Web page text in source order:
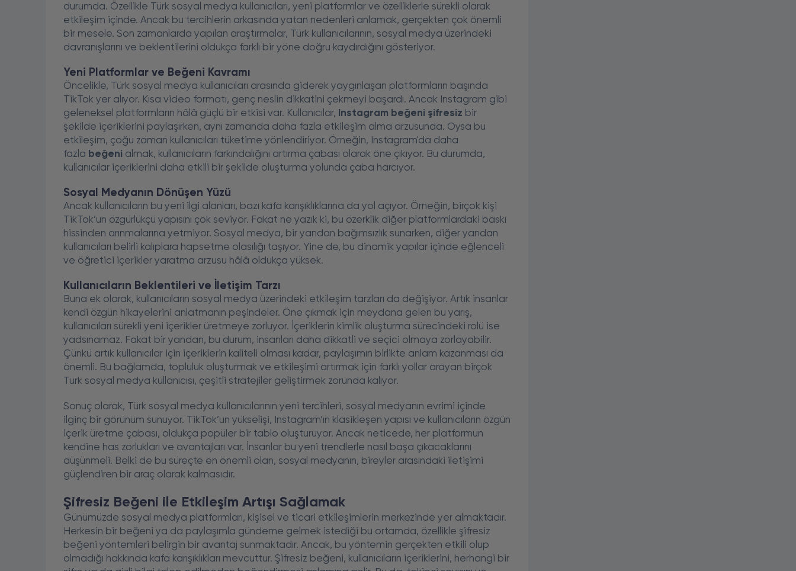
durumda. Özellikle Türk sosyal medya kullanıcıları, yeni platformlar ve özelliklerle sürekli olarak
etkileşim içinde. Ancak bu tercihlerin arkasında yatan nedenleri anlamak, gerçekten çok önemli
bir mesele. Son zamanlarda yapılan araştırmalar, Türk kullanıcılarının, sosyal medya üzerindeki
davranışlarını ve beklentilerini oldukça farklı bir yöne doğru kaydırdığını gösteriyor.
Yeni Platformlar ve Beğeni Kavramı
Öncelikle, Türk sosyal medya kullanıcıları arasında giderek yaygınlaşan platformların başında
TikTok yer alıyor. Kısa video formatı, genç neslin dikkatini çekmeyi başardı. Ancak Instagram gibi
geleneksel platformların hâlâ güçlü bir etkisi var. Kullanıcılar, Instagram beğeni şifresiz bir
şekilde içeriklerini paylaşırken, aynı zamanda daha fazla etkileşim alma arzusunda. Oysa bu
etkileşim, çoğu zaman kullanıcıları tüketime yönlendiriyor. Örneğin, Instagram'da daha
fazla beğeni almak, kullanıcıların farkındalığını artırma çabası olarak öne çıkıyor. Bu durumda,
kullanıcılar içeriklerini daha etkili bir şekilde oluşturma yolunda çaba harcıyor.
Sosyal Medyanın Dönüşen Yüzü
Ancak kullanıcıların bu yeni ilgi alanları, bazı kafa karışıklıklarına da yol açıyor. Örneğin, birçok kişi
TikTok’un özgürlükçü yapısını çok seviyor. Fakat ne yazık ki, bu özerklik diğer platformlardaki baskı
hissinden arınmalarına yetmiyor. Sosyal medya, bir yandan bağımsızlık sunarken, diğer yandan
kullanıcıları belirli kalıplara hapsetme olasılığı taşıyor. Yine de, bu dinamik yapılar içinde eğlenceli
ve öğretici içerikler yaratma arzusu hâlâ oldukça yüksek.
Kullanıcıların Beklentileri ve İletişim Tarzı
Buna ek olarak, kullanıcıların sosyal medya üzerindeki etkileşim tarzları da değişiyor. Artık insanlar
kendi özgün hikayelerini anlatmanın peşindeler. Öne çıkmak için meydana gelen bu yarış,
kullanıcıları sürekli yeni içerikler üretmeye zorluyor. İçeriklerin kimlik oluşturma sürecindeki rolü ise
yadsınamaz. Fakat bir yandan, bu durum, insanları daha dikkatli ve seçici olmaya zorlayabilir.
Çünkü artık kullanıcılar için içeriklerin kaliteli olması kadar, paylaşımın birlikte anlam kazanması da
önemli. Bu bağlamda, topluluk oluşturmak ve etkileşimi artırmak için farklı yollar arayan birçok
Türk sosyal medya kullanıcısı, çeşitli stratejiler geliştirmek zorunda kalıyor.
Sonuç olarak, Türk sosyal medya kullanıcılarının yeni tercihleri, sosyal medyanın evrimi içinde
ilginç bir görünüm sunuyor. TikTok’un yükselişi, Instagram’ın klasikleşen yapısı ve kullanıcıların özgün
içerik üretme çabası, oldukça popüler bir tablo oluşturuyor. Ancak neticede, her platformun
kendine has zorlukları ve avantajları var. İnsanlar bu yeni trendlerle nasıl başa çıkacaklarını
düşünmeli. Belki de bu süreçte en önemli olan, sosyal medyanın, bireyler arasındaki iletişimi
güçlendiren bir araç olarak kalmasıdır.
Şifresiz Beğeni ile Etkileşim Artışı Sağlamak
Günümüzde sosyal medya platformları, kişisel ve ticari etkileşimlerin merkezinde yer almaktadır.
Herkesin bir beğeni ya da paylaşımla gündeme gelmek istediği bu ortamda, özellikle şifresiz
beğeni yöntemleri belirgin bir avantaj sunmaktadır. Ancak, bu yöntemin gerçekten etkili olup
olmadığı hakkında kafa karışıklıkları mevcuttur. Şifresiz beğeni, kullanıcıların içeriklerini, herhangi bir